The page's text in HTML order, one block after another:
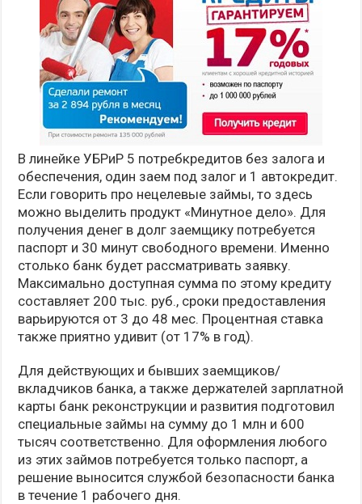
В линейке УБРиР 5 потребкредитов без залога и
обеспечения, один заем под залог и 1 автокредит.
Если говорить про нецелевые займы, то здесь
можно выделить продукт «Минутное дело». Для
получения денег в долг заемщику потребуется
паспорт и 30 минут свободного времени. Именно
столько банк будет рассматривать заявку.
Максимально доступная сумма по этому кредиту
составляет 200 тыс. руб., сроки предоставления
варьируются от 3 до 48 мес. Процентная ставка
также приятно удивит (от 17% в год).
Для действующих и бывших заемщиков/
вкладчиков банка, а также держателей зарплатной
карты банк реконструкции и развития подготовил
специальные займы на сумму до 1 млн и 600
тысяч соответственно. Для оформления любого
из этих займов потребуется только паспорт, а
решение выносится службой безопасности банка
в течение 1 рабочего дня.